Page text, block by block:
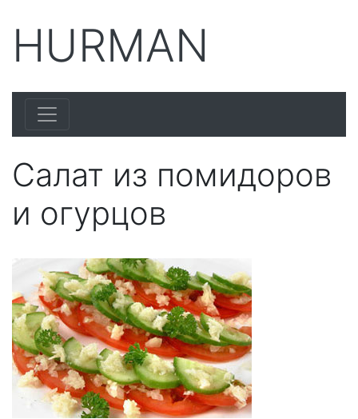
HURMAN
Салат из помидоров
и огурцов